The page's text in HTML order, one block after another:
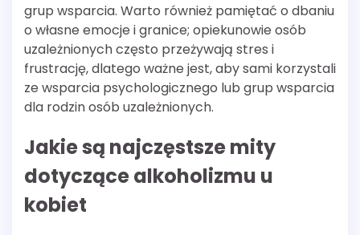
grup wsparcia. Warto również pamiętać o dbaniu
o własne emocje i granice; opiekunowie osób
uzależnionych często przeżywają stres i
frustrację, dlatego ważne jest, aby sami korzystali
ze wsparcia psychologicznego lub grup wsparcia
dla rodzin osób uzależnionych.
Jakie są najczęstsze mity
dotyczące alkoholizmu u
kobiet